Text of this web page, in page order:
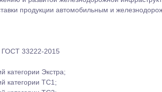
комбинат — одно из предприятий сахарной
и производства сахара. Предприятие
области — одном из ключевых
логистической инфраструктурой.
на производстве белого свекловичного сахара,
продукции переработки сахарной